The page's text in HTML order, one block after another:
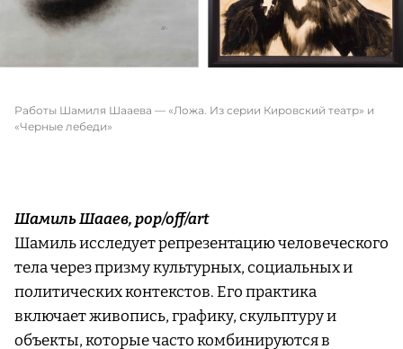
Работы Шамиля Шааева — «Ложа. Из серии Кировский театр» и
«Черные лебеди»
Шамиль Шааев, pop/off/art
Шамиль исследует репрезентацию человеческого
тела через призму культурных, социальных и
политических контекстов. Его практика
включает живопись, графику, скульптуру и
объекты, которые часто комбинируются в